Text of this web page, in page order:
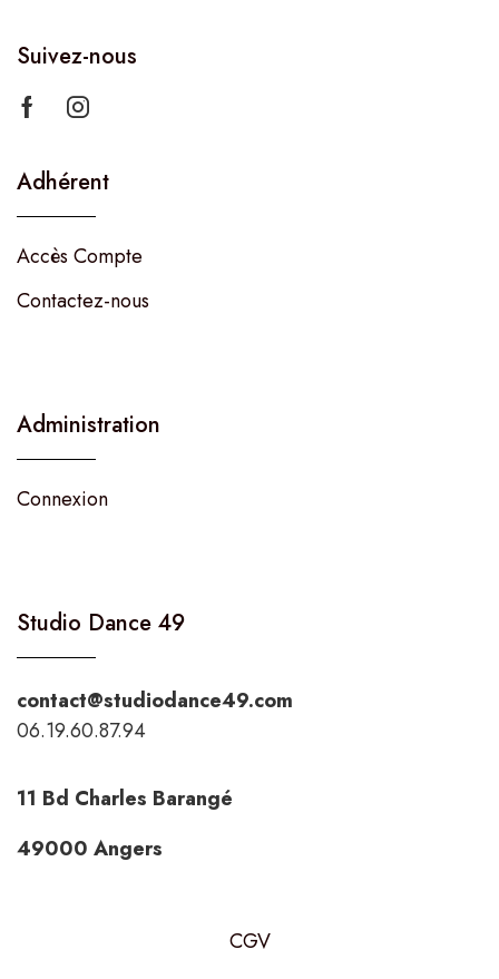
Suivez-nous
Adhérent
Accès Compte
Contactez-nous
Administration
Connexion
Studio Dance 49
contact@studiodance49.com
06.19.60.87.94
11 Bd Charles Barangé
49000 Angers
CGV